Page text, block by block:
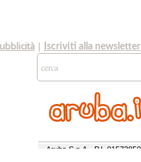
| Iscriviti alla newsletter